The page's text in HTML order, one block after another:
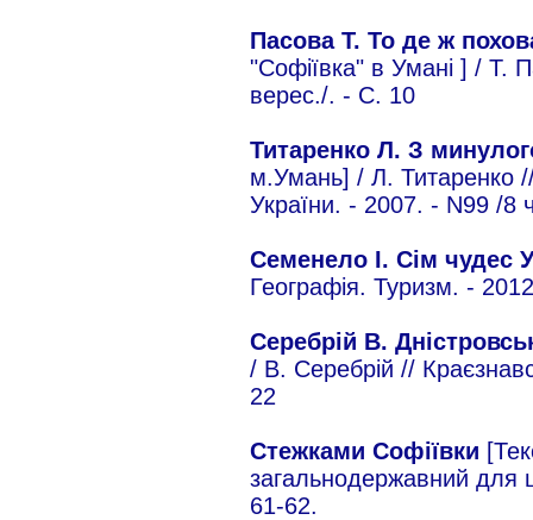
Пасова Т. То де ж
"Софіївка" в Умані ] / Т.
верес./. - С. 10
Титаренко Л. З
м.Умань] / Л. Титаренко
України. - 2007. - N99 /8
Семенело І. Сім чудес
Географія. Туризм. -
Серебрій В.
/ В. Серебрій //
22
Стежками Софіївки
загальнодержавний для
61-62.